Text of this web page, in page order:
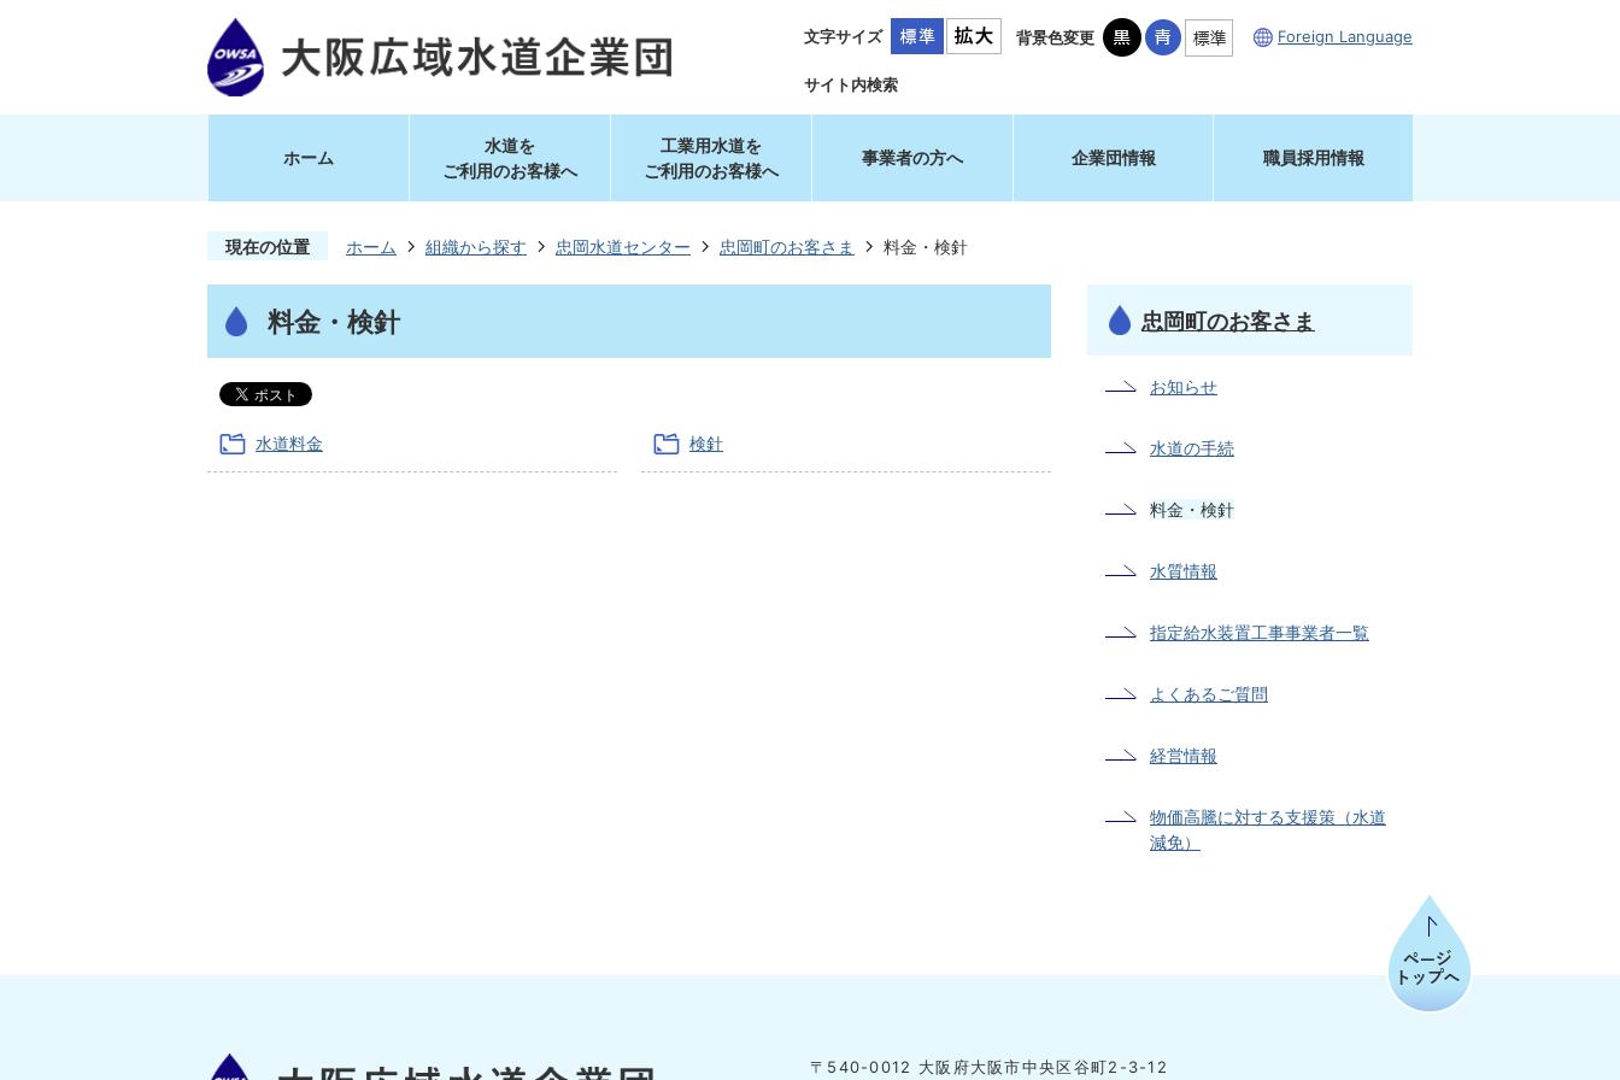
文字サイズ 背景色変更 Foreign Language
サイト内検索
ホーム
水道を
ご利用のお客様へ
工業用水道を
ご利用のお客様へ
事業者の方へ 企業団情報 職員採用情報
現在の位置 ホーム 組織から探す 忠岡水道センター 忠岡町のお客さま 料金・検針
料金・検針
水道料金 検針
忠岡町のお客さま
お知らせ
水道の手続
料金・検針
水質情報
指定給水装置工事事業者一覧
よくあるご質問
経営情報
物価高騰に対する支援策（水道
減免）
〒540-0012 大阪府大阪市中央区谷町2-3-12